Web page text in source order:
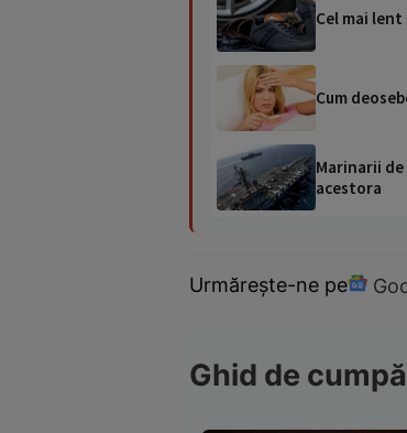
Cel mai
Cum
Marinarii
acestora
Urmărește-ne pe
Ghid de